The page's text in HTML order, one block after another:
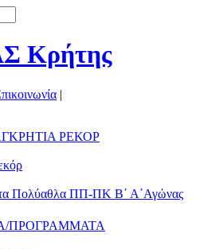
|
ΡΕΚΟΡ
Πολύαθλα ΠΠ-ΠΚ Β΄ Α΄Αγώνας
ΠΡΟΓΡΑΜΜΑΤΑ